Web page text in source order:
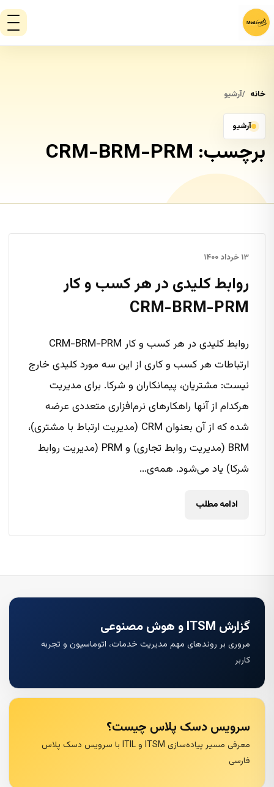
خانه آرشیو
آرشیو
برچسب: CRM-BRM-PRM
۱۳ خرداد ۱۴۰۰
روابط کلیدی در هر کسب و کار
CRM-BRM-PRM
روابط کلیدی در هر کسب و کار CRM-BRM-PRM
ارتباطات هر کسب و کاری از این سه مورد کلیدی خارج
نیست: مشتریان، پیمانکاران و شرکا. برای مدیریت
هرکدام از آنها راهکارهای نرم‌افزاری متعددی عرضه
شده که از آن بعنوان CRM (مدیریت ارتباط با مشتری)،
BRM (مدیریت روابط تجاری) و PRM (مدیریت روابط
شرکا) یاد می‌شود. همه‌ی...
ادامه مطلب
گزارش ITSM و هوش مصنوعی
مروری بر روندهای مهم مدیریت خدمات، اتوماسیون و تجربه
کاربر
سرویس دسک پلاس چیست؟
معرفی مسیر پیاده‌سازی ITSM و ITIL با سرویس دسک پلاس
فارسی